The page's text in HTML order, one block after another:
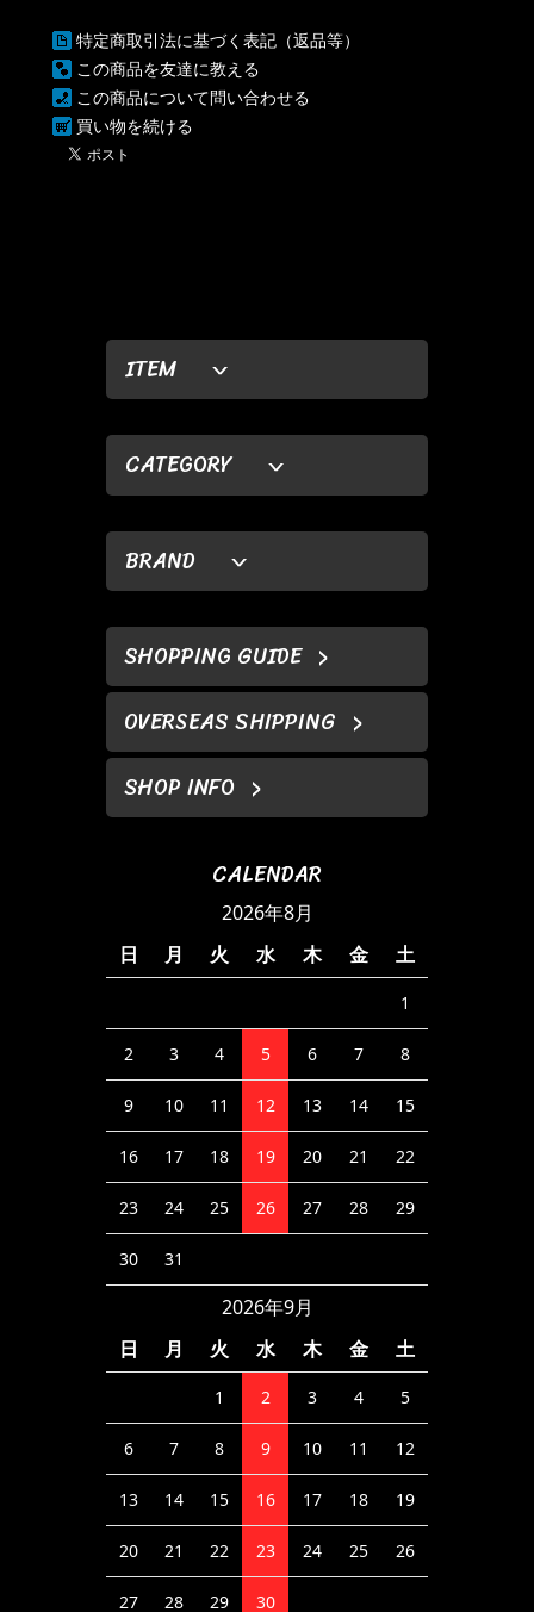
ITEM
CATEGORY
BRAND
SHOPPING GUIDE
OVERSEAS SHIPPING
SHOP INFO
CALENDAR
2026年8月
日
月 火 水 木 金 土
1
2 3 4 5 6 7 8
9 10 11 12 13 14 15
16 17 18 19 20 21 22
23 24 25 26 27 28 29
30 31
2026年9月
日
月 火 水 木 金 土
1 2 3 4 5
6 7 8 9 10 11 12
13 14 15 16 17 18 19
20 21 22 23 24 25 26
27 28 29 30
特定商取引法に基づく表記（返品等）
この商品を友達に教える
この商品について問い合わせる
買い物を続ける